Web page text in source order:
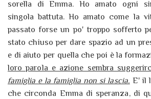
sorella di Emma. Ho amato ogni
singola battuta. Ho amato come la
passato forse un po' troppo sofferto
stato chiuso per dare spazio ad un
e di aiuto per quella che poi è la
loro parola e azione sembra
famiglia e la famiglia non si lascia. E' il
che circonda Emma di speranza, di